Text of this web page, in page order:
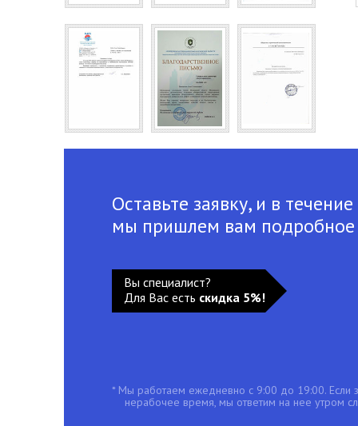
Оставьте заявку, и в
мы пришлем вам
Вы специалист?
Для Вас есть скидка 5%!
* Мы работаем ежедневно с 9:00 до 19:00. Если
нерабочее время, мы ответим на нее утром